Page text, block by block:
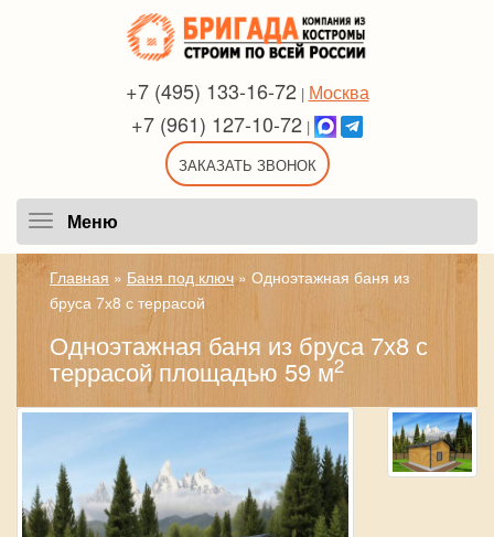
+7 (495) 133-16-72 | Москва
+7 (961) 127-10-72 |
ЗАКАЗАТЬ ЗВОНОК
Меню
Главная » Баня под ключ» Одноэтажная баня из
бруса 7х8 с террасой
Одноэтажная баня из бруса 7х8 с
террасой площадью 59 м2